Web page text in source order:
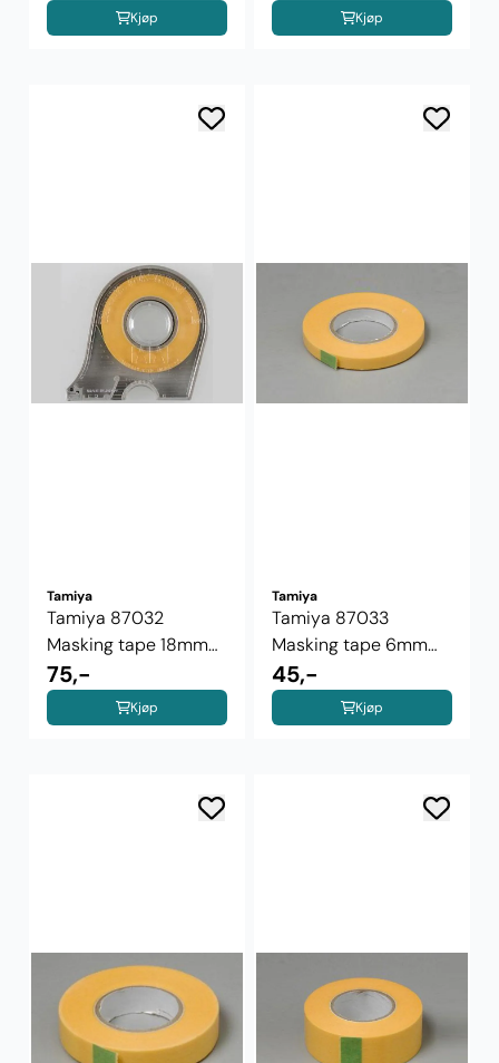
Kjøp Kjøp
Tamiya
Tamiya 87032
Masking tape 18mm
(box)
75,-
Kjøp
Tamiya
Tamiya 87033
Masking tape 6mm
Refill
45,-
Kjøp